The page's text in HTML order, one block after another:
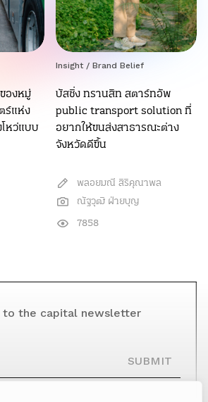
องหมู่
ร์แห่ง
หว่แบบ
Insight / Brand Belief
บัสซิ่ง ทรานสิท สตาร์ทอัพ
public transport solution ที่
อยากให้ขนส่งสาธารณะต่าง
จังหวัดดีขึ้น
พลอยมณี สิริคุณาพล
ณัฐวุฒิ ฝ่ายบุญ
7858
to the capital newsletter
SUBMIT